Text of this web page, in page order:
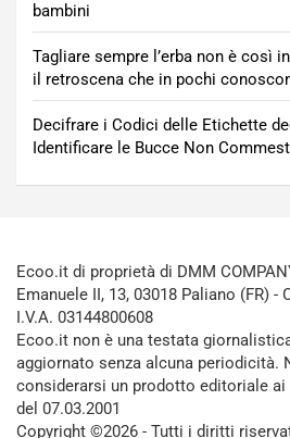
bambini
Tagliare sempre l’erba non è così
il retroscena che in pochi
Decifrare i Codici delle Etichette
Identificare le Bucce Non
Ecoo.it di proprietà di DMM
Emanuele II, 13, 03018 Paliano (FR)
I.V.A. 03144800608
Ecoo.it non è una testata
aggiornato senza alcuna periodicità.
considerarsi un prodotto editoriale ai
del 07.03.2001
Copyright ©2026 - Tutti i diritti